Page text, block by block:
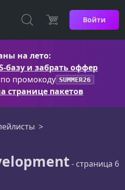
Войти
на лето:
базу и забрать оффер
по промокоду SUMMER26
странице пакетов
- страница 6